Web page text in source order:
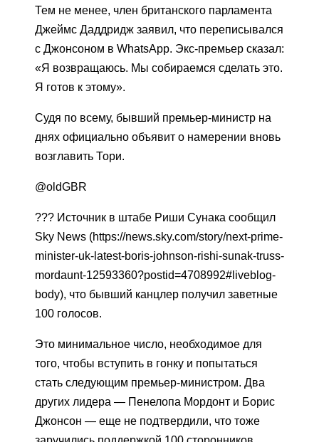
Тем не менее, член британского парламента
Джеймс Даддридж заявил, что переписывался
с Джонсоном в WhatsApp. Экс-премьер сказал:
«Я возвращаюсь. Мы собираемся сделать это.
Я готов к этому».
Судя по всему, бывший премьер-министр на
днях официально объявит о намерении вновь
возглавить Тори.
@oldGBR
??? Источник в штабе Риши Сунака сообщил
Sky News (https://news.sky.com/story/next-prime-
minister-uk-latest-boris-johnson-rishi-sunak-truss-
mordaunt-12593360?postid=4708992#liveblog-
body), что бывший канцлер получил заветные
100 голосов.
Это минимальное число, необходимое для
того, чтобы вступить в гонку и попытаться
стать следующим премьер-министром. Два
других лидера — Пенелопа Мордонт и Борис
Джонсон — еще не подтвердили, что тоже